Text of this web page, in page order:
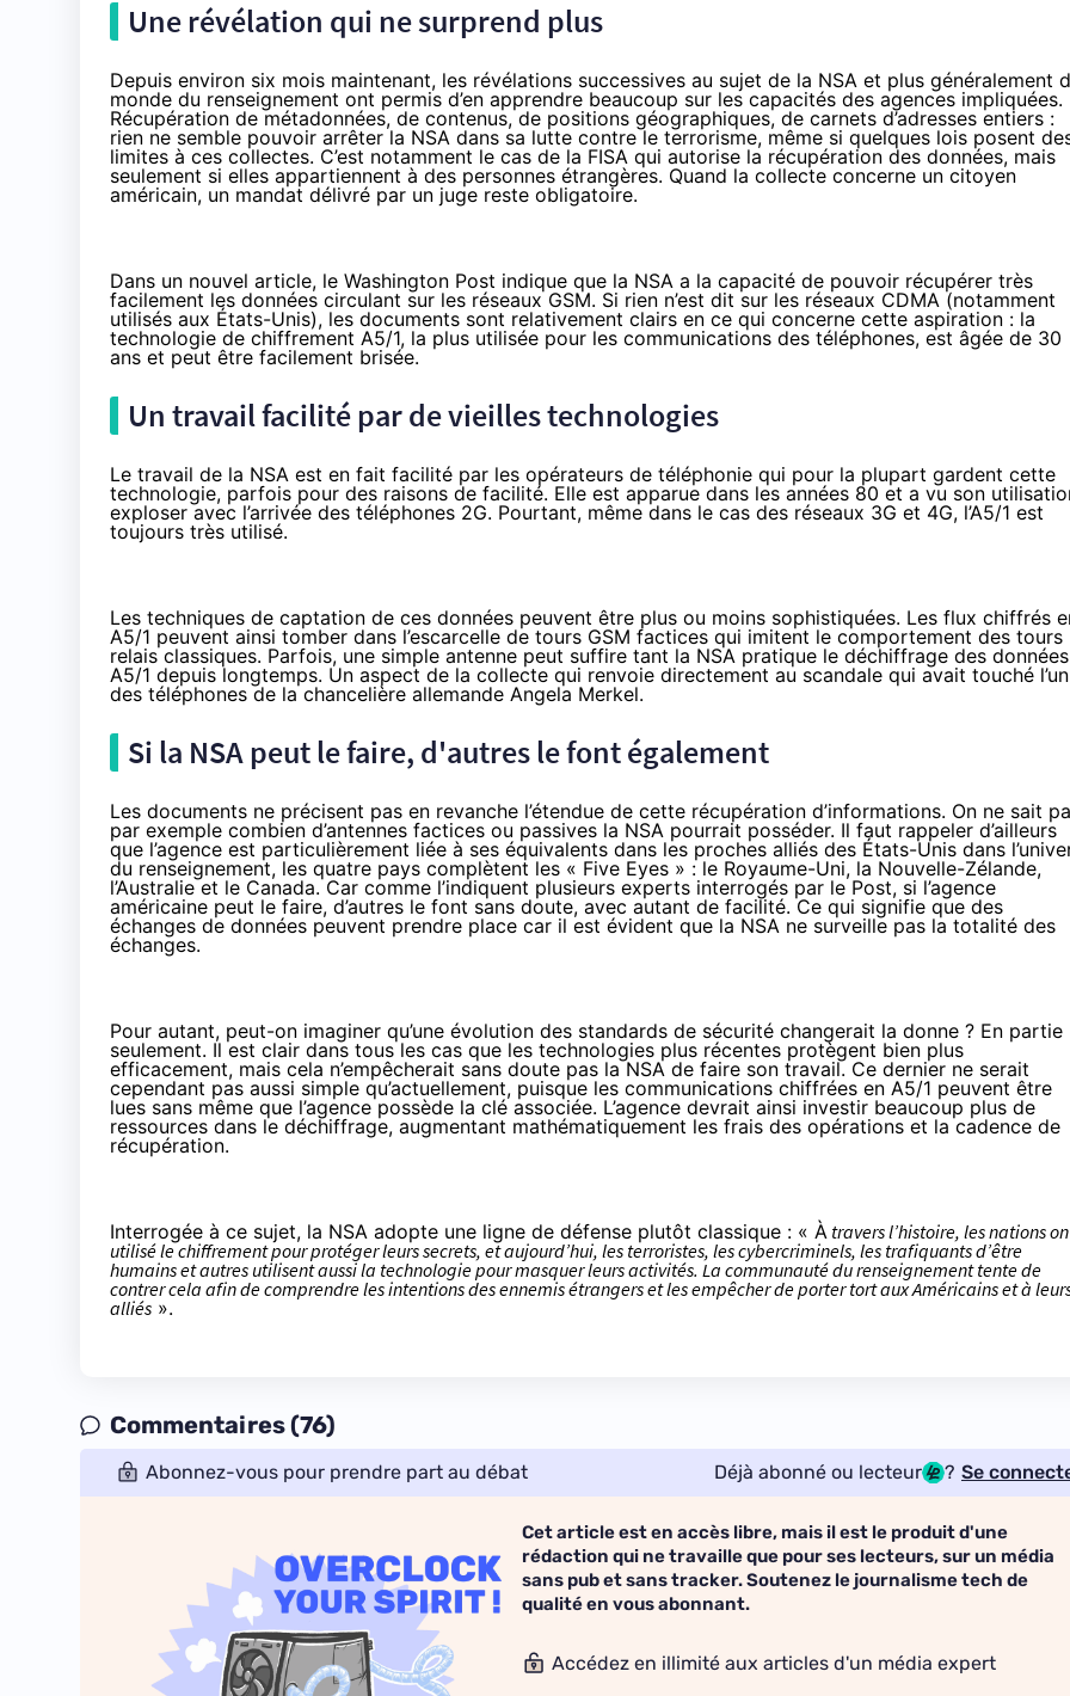
Une révélation qui ne surprend plus
Depuis environ six mois maintenant, les révélations successives au sujet de la NSA et plus généralement
monde du renseignement ont permis d’en apprendre beaucoup sur les capacités des agences impliquées.
Récupération de métadonnées, de contenus, de positions géographiques, de carnets d’adresses entiers :
rien ne semble pouvoir arrêter la NSA dans sa lutte contre le terrorisme, même si quelques lois posent
limites à ces collectes. C’est notamment le cas de la FISA qui autorise la récupération des données, mais
seulement si elles appartiennent à des personnes étrangères. Quand la collecte concerne un citoyen
américain, un mandat délivré par un juge reste obligatoire.
Dans un nouvel article, le Washington Post indique que la NSA a la capacité de pouvoir récupérer très
facilement les données circulant sur les réseaux GSM. Si rien n’est dit sur les réseaux CDMA (notamment
utilisés aux États-Unis), les documents sont relativement clairs en ce qui concerne cette aspiration : la
technologie de chiffrement A5/1, la plus utilisée pour les communications des téléphones, est âgée de 30
ans et peut être facilement brisée.
Un travail facilité par de vieilles technologies
Le travail de la NSA est en fait facilité par les opérateurs de téléphonie qui pour la plupart gardent cette
technologie, parfois pour des raisons de facilité. Elle est apparue dans les années 80 et a vu son
exploser avec l’arrivée des téléphones 2G. Pourtant, même dans le cas des réseaux 3G et 4G, l’A5/1 est
toujours très utilisé.
Les techniques de captation de ces données peuvent être plus ou moins sophistiquées. Les flux chiffrés
A5/1 peuvent ainsi tomber dans l’escarcelle de tours GSM factices qui imitent le comportement des tours
relais classiques. Parfois, une simple antenne peut suffire tant la NSA pratique le déchiffrage des données
A5/1 depuis longtemps. Un aspect de la collecte qui renvoie directement au scandale qui avait touché l’un
des téléphones de la chancelière allemande Angela Merkel.
Si la NSA peut le faire, d'autres le font également
Les documents ne précisent pas en revanche l’étendue de cette récupération d’informations. On ne sait
par exemple combien d’antennes factices ou passives la NSA pourrait posséder. Il faut rappeler d’ailleurs
que l’agence est particulièrement liée à ses équivalents dans les proches alliés des États-Unis dans
du renseignement, les quatre pays complètent les « Five Eyes » : le Royaume-Uni, la Nouvelle-Zélande,
l’Australie et le Canada. Car comme l’indiquent plusieurs experts interrogés par le Post, si l’agence
américaine peut le faire, d’autres le font sans doute, avec autant de facilité. Ce qui signifie que des
échanges de données peuvent prendre place car il est évident que la NSA ne surveille pas la totalité des
échanges.
Pour autant, peut-on imaginer qu’une évolution des standards de sécurité changerait la donne ? En partie
seulement. Il est clair dans tous les cas que les technologies plus récentes protègent bien plus
efficacement, mais cela n’empêcherait sans doute pas la NSA de faire son travail. Ce dernier ne serait
cependant pas aussi simple qu’actuellement, puisque les communications chiffrées en A5/1 peuvent être
lues sans même que l’agence possède la clé associée. L’agence devrait ainsi investir beaucoup plus de
ressources dans le déchiffrage, augmentant mathématiquement les frais des opérations et la cadence de
récupération.
Interrogée à ce sujet, la NSA adopte une ligne de défense plutôt classique : « À travers l’histoire, les nations
utilisé le chiffrement pour protéger leurs secrets, et aujourd’hui, les terroristes, les cybercriminels, les trafiquants d’être
humains et autres utilisent aussi la technologie pour masquer leurs activités. La communauté du renseignement tente de
contrer cela afin de comprendre les intentions des ennemis étrangers et les empêcher de porter tort aux Américains et à
alliés ».
Commentaires (76)
Abonnez-vous pour prendre part au débat Déjà abonné ou lecteur ? Se
Cet article est en accès libre, mais il est le produit d'une
rédaction qui ne travaille que pour ses lecteurs, sur un média
sans pub et sans tracker. Soutenez le journalisme tech de
qualité en vous abonnant.
Accédez en illimité aux articles d'un média expert